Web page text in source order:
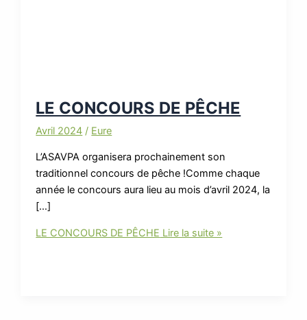
LE CONCOURS DE PÊCHE
Avril 2024 / Eure
L’ASAVPA organisera prochainement son
traditionnel concours de pêche !Comme chaque
année le concours aura lieu au mois d’avril 2024, la
[…]
LE CONCOURS DE PÊCHE Lire la suite »